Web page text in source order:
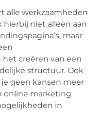
alle werkzaamheden
hierbij niet alleen aan
maar
creëren van een
structuur. Ook
geen kansen meer
online marketing
in